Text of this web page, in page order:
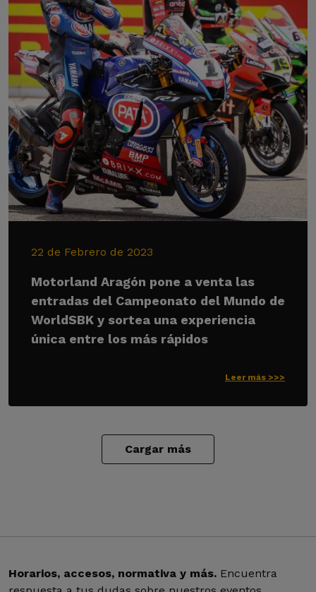
22 de Febrero de 2023
Motorland Aragón pone a venta las
entradas del Campeonato del Mundo de
WorldSBK y sortea una experiencia
única entre los más rápidos
Leer más >>>
Cargar más
Horarios, accesos, normativa y más. Encuentra